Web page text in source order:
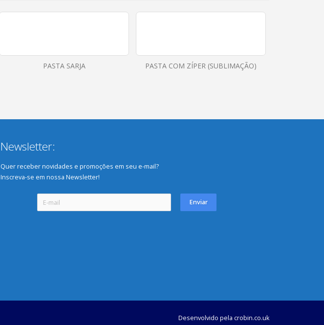
PASTA SARJA PASTA COM ZÍPER (SUBLIMAÇÃO)
Newsletter:
Quer receber novidades e promoções em seu e-mail?
Inscreva-se em nossa Newsletter!
Enviar
Desenvolvido pela crobin.co.uk